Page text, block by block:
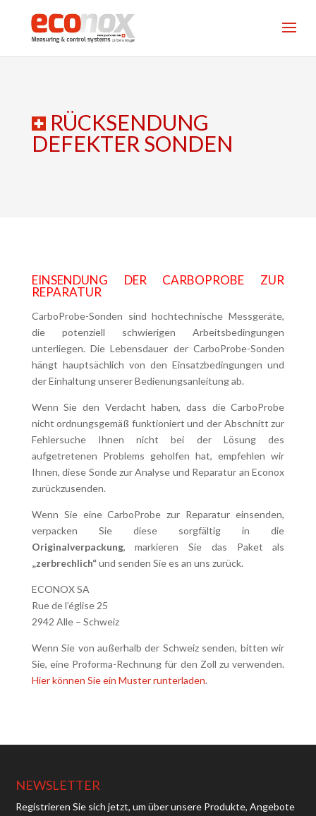
RÜCKSENDUNG
DEFEKTER SONDEN
EINSENDUNG DER CARBOPROBE ZUR
REPARATUR
CarboProbe-Sonden sind hochtechnische Messgeräte,
die potenziell schwierigen Arbeitsbedingungen
unterliegen. Die Lebensdauer der CarboProbe-Sonden
hängt hauptsächlich von den Einsatzbedingungen und
der Einhaltung unserer Bedienungsanleitung ab.
Wenn Sie den Verdacht haben, dass die CarboProbe
nicht ordnungsgemäß funktioniert und der Abschnitt zur
Fehlersuche Ihnen nicht bei der Lösung des
aufgetretenen Problems geholfen hat, empfehlen wir
Ihnen, diese Sonde zur Analyse und Reparatur an Econox
zurückzusenden.
Wenn Sie eine CarboProbe zur Reparatur einsenden,
verpacken Sie diese sorgfältig in die
Originalverpackung, markieren Sie das Paket als
„zerbrechlich“und senden Sie es an uns zurück.
ECONOX SA
Rue de l’église 25
2942 Alle – Schweiz
Wenn Sie von außerhalb der Schweiz senden, bitten wir
Sie, eine Proforma-Rechnung für den Zoll zu verwenden.
Hier können Sie ein Muster runterladen.
NEWSLETTER
Registrieren Sie sich jetzt, um über unsere Produkte, Angebote